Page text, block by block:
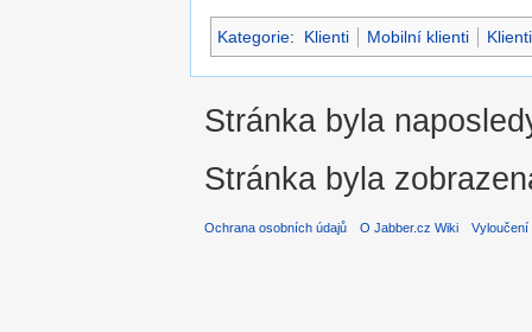
Kategorie: Klienti Mobilní klienti
Stránka byla
Stránka byla
Ochrana osobních údajů O Jabber.cz Wiki Vyloučení